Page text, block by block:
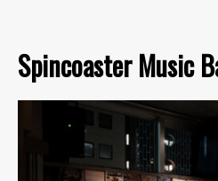
Spincoaster Music